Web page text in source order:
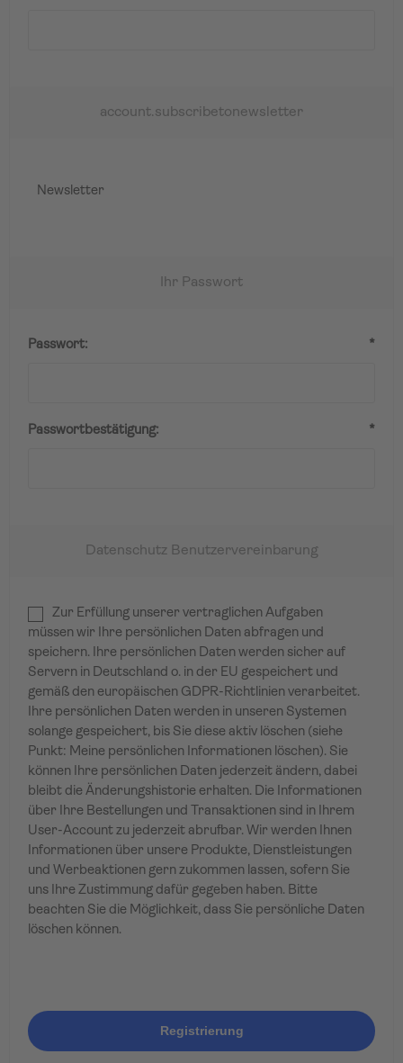
account.subscribetonewsletter
Newsletter
Ihr Passwort
Passwort: *
Passwortbestätigung: *
Datenschutz Benutzervereinbarung
Zur Erfüllung unserer vertraglichen Aufgaben
müssen wir Ihre persönlichen Daten abfragen und
speichern. Ihre persönlichen Daten werden sicher auf
Servern in Deutschland o. in der EU gespeichert und
gemäß den europäischen GDPR-Richtlinien verarbeitet.
Ihre persönlichen Daten werden in unseren Systemen
solange gespeichert, bis Sie diese aktiv löschen (siehe
Punkt: Meine persönlichen Informationen löschen). Sie
können Ihre persönlichen Daten jederzeit ändern, dabei
bleibt die Änderungshistorie erhalten. Die Informationen
über Ihre Bestellungen und Transaktionen sind in Ihrem
User-Account zu jederzeit abrufbar. Wir werden Ihnen
Informationen über unsere Produkte, Dienstleistungen
und Werbeaktionen gern zukommen lassen, sofern Sie
uns Ihre Zustimmung dafür gegeben haben. Bitte
beachten Sie die Möglichkeit, dass Sie persönliche Daten
löschen können.
Registrierung